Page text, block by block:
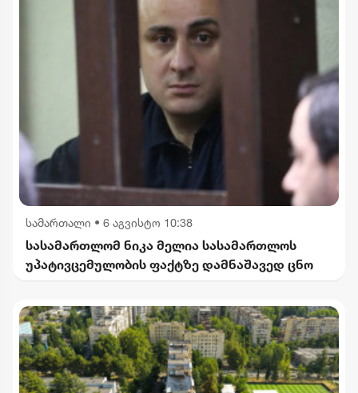
სამართალი • 6 აგვისტო 10:38
სასამართლომ ნიკა მელია სასამართლოს
უპატივცემულობის ფაქტზე დამნაშავედ ცნო